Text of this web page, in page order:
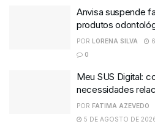
Anvisa suspende
produtos
POR LORENA SILVA
0
Meu SUS Digital:
necessidades
POR FATIMA AZEVEDO
5 DE AGOSTO DE